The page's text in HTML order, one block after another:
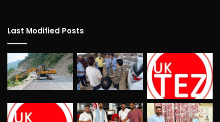
Last Modified Posts